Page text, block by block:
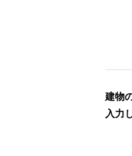
建物
入力